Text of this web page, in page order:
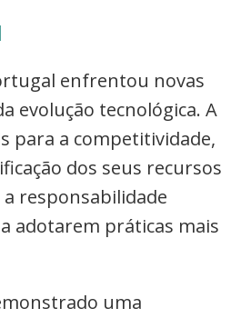
enfrentou novas
evolução tecnológica. A
para a competitividade,
dos seus recursos
responsabilidade
adotarem práticas mais
uma